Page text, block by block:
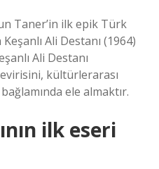
Taner’in ilk epik Türk
Ali Destanı (1964)
Ali Destanı
kültürlerarası
ele almaktır.
ilk eseri